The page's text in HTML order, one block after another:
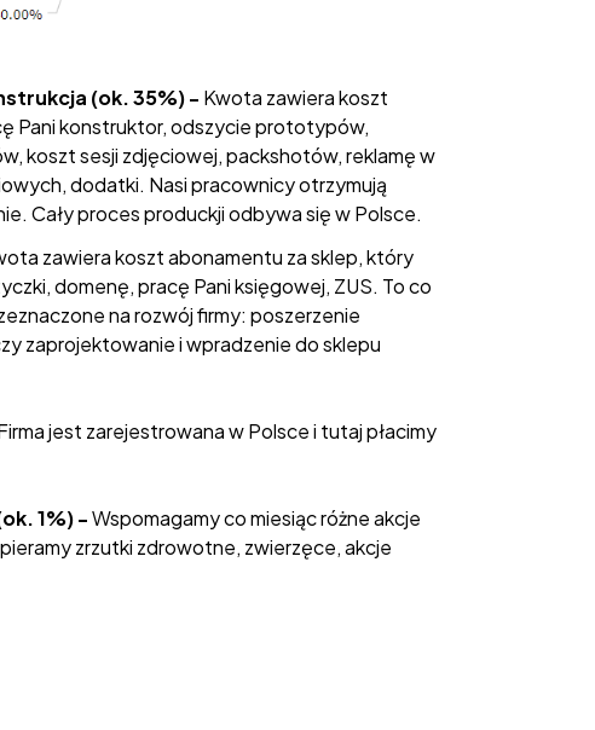
(ok. 35%) - Kwota zawiera koszt
Pani konstruktor, odszycie prototypów,
koszt sesji zdjęciowej, packshotów, reklamę w
dodatki. Nasi pracownicy otrzymują
Cały proces produckji odbywa się w Polsce.
zawiera koszt abonamentu za sklep, który
domenę, pracę Pani księgowej, ZUS. To co
na rozwój firmy: poszerzenie
zaprojektowanie i wpradzenie do sklepu
jest zarejestrowana w Polsce i tutaj płacimy
1%) -Wspomagamy co miesiąc różne akcje
zrzutki zdrowotne, zwierzęce, akcje